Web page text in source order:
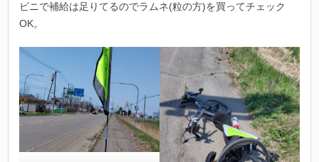
ビニで補給は足りてるのでラムネ(粒の方)を買ってチェック
OK。